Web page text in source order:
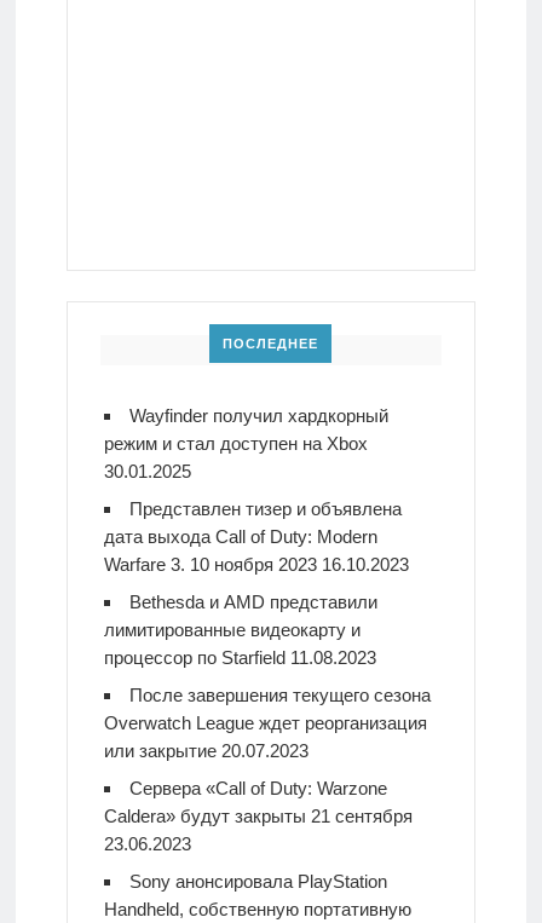
ПОСЛЕДНЕЕ
Wayfinder получил хардкорный
режим и стал доступен на Xbox
30.01.2025
Представлен тизер и объявлена
дата выхода Call of Duty: Modern
Warfare 3. 10 ноября 2023 16.10.2023
Bethesda и AMD представили
лимитированные видеокарту и
процессор по Starfield 11.08.2023
После завершения текущего сезона
Overwatch League ждет реорганизация
или закрытие 20.07.2023
Сервера «Call of Duty: Warzone
Caldera» будут закрыты 21 сентября
23.06.2023
Sony анонсировала PlayStation
Handheld, собственную портативную